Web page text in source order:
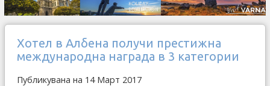
Хотел в Албена получи престижна
международна награда в 3 категории
Публикувана на 14 Март 2017